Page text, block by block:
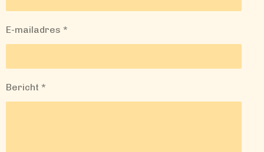
e
r
n
e
n
e
n
e e
E-mailadres *
Bericht *